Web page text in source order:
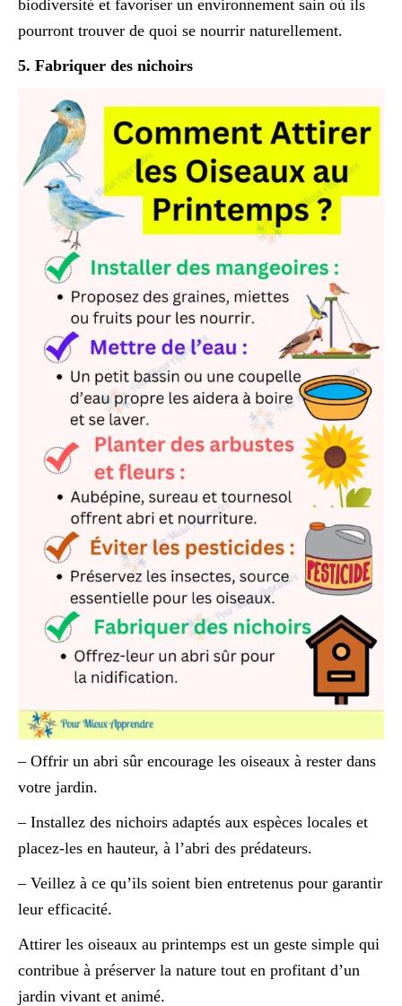
biodiversité et favoriser un environnement sain où ils
pourront trouver de quoi se nourrir naturellement.
5. Fabriquer des nichoirs
– Offrir un abri sûr encourage les oiseaux à rester dans
votre jardin.
– Installez des nichoirs adaptés aux espèces locales et
placez-les en hauteur, à l’abri des prédateurs.
– Veillez à ce qu’ils soient bien entretenus pour garantir
leur efficacité.
Attirer les oiseaux au printemps est un geste simple qui
contribue à préserver la nature tout en profitant d’un
jardin vivant et animé.